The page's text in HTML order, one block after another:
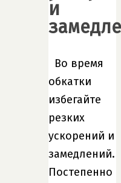
и
Во время
обкатки
избегайте
резких
ускорений и
замедлений.
Постепенно